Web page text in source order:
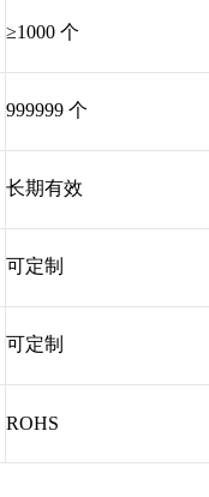
≥1000 个
999999 个
长期有效
可定制
可定制
ROHS